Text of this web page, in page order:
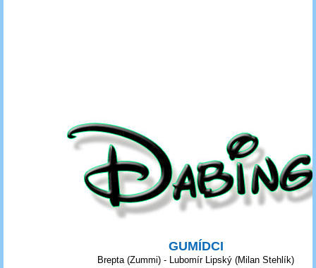
GUMÍDCI
Brepta (Zummi) - Lubomír Lipský (Milan Stehlík)